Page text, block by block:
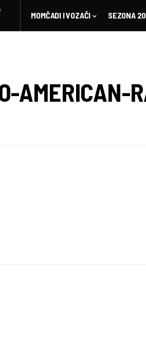
MOMČADI I VOZAČI SEZONA
AMERICAN-